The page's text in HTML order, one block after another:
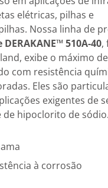
elétricas, pilhas e
Nossa linha de
DERAKANE™ 510A-40,
exibe o máximo
com resistência
Eles são
exigentes de
de hipoclorito de sódio.
à corrosão